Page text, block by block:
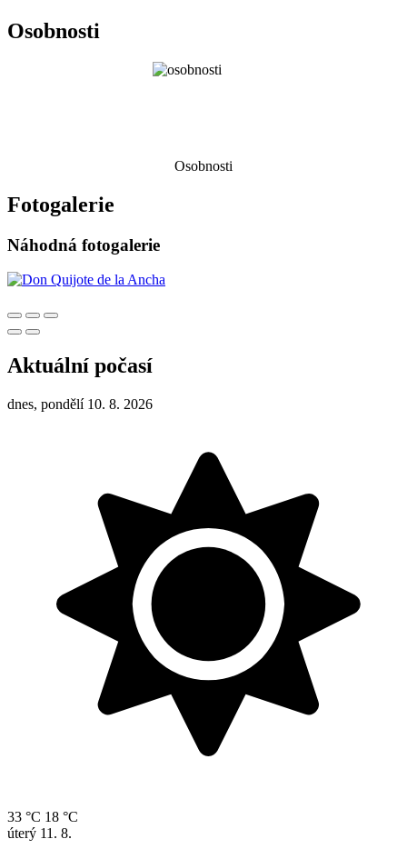
Osobnosti
Osobnosti
Fotogalerie
Náhodná fotogalerie
Aktuální počasí
dnes, pondělí 10. 8. 2026
33 °C 18 °C
úterý 11. 8.